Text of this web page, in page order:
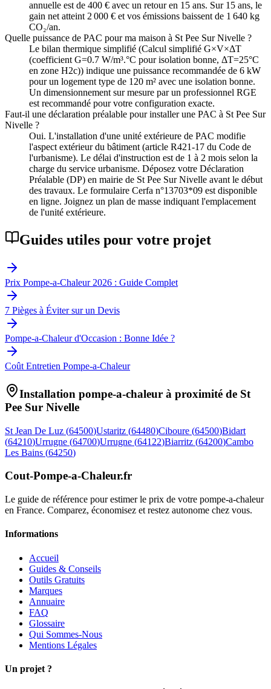
annuelle est de 400 € avec un retour en 15 ans. Sur 15 ans, le
gain net atteint 2 000 € et vos émissions baissent de 1 640 kg
CO₂/an.
Quelle puissance de PAC pour ma maison à St Pee Sur Nivelle ?
Le bilan thermique simplifié (Calcul simplifié G×V×ΔT
(coefficient G=0.7 W/m³.°C pour isolation bonne, ΔT=25°C
en zone H2c)) indique une puissance recommandée de 6 kW
pour un logement type de 120 m² avec une isolation bonne.
Un dimensionnement sur mesure par un professionnel RGE
est recommandé pour votre configuration exacte.
Faut-il une déclaration préalable pour installer une PAC à St Pee Sur
Nivelle ?
Oui. L'installation d'une unité extérieure de PAC modifie
l'aspect extérieur du bâtiment (article R421-17 du Code de
l'urbanisme). Le délai d'instruction est de 1 à 2 mois selon la
charge du service urbanisme. Déposez votre Déclaration
Préalable (DP) en mairie de St Pee Sur Nivelle avant le début
des travaux. Le formulaire Cerfa n°13703*09 est disponible
en ligne. Joignez un plan de masse indiquant l'emplacement
de l'unité extérieure.
Guides utiles pour votre projet
Prix Pompe-a-Chaleur 2026 : Guide Complet
7 Pièges à Éviter sur un Devis
Pompe-a-Chaleur d'Occasion : Bonne Idée ?
Coût Entretien Pompe-a-Chaleur
Installation pompe-a-chaleur à proximité de St
Pee Sur Nivelle
St Jean De Luz (64500)Ustaritz (64480)Ciboure (64500)Bidart
(64210)Urrugne (64700)Urrugne (64122)Biarritz (64200)Cambo
Les Bains (64250)
Cout-Pompe-a-Chaleur.fr
Le guide de référence pour estimer le prix de votre pompe-a-chaleur
en France. Comparez, économisez et restez autonome chez vous.
Informations
Accueil
Guides & Conseils
Outils Gratuits
Marques
Annuaire
FAQ
Glossaire
Qui Sommes-Nous
Mentions Légales
Un projet ?